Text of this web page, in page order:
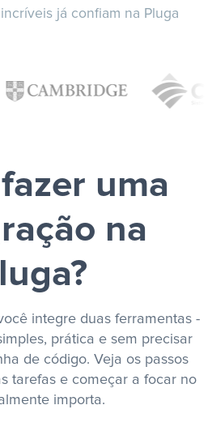
já confiam na Pluga
uma
na
integre duas ferramentas -
prática e sem precisar
de código. Veja os passos
tarefas e começar a focar no
importa.